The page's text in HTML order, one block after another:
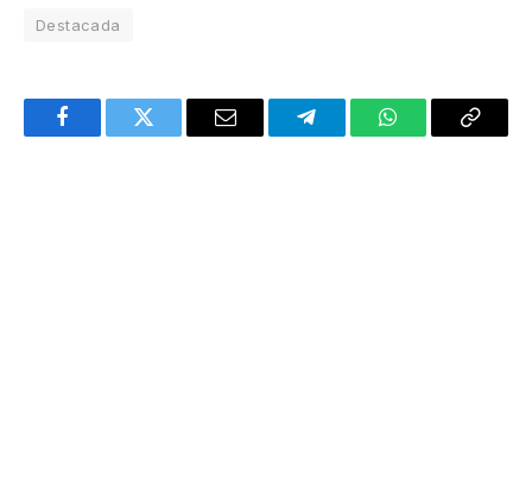
Destacada
FacebookTwitter Email TelegramWhatsAppCopy